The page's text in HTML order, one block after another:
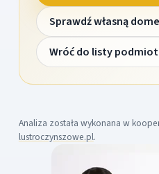
Sprawdź własną
Wróć do listy
Analiza została wykonana w
lustroczynszowe.pl.